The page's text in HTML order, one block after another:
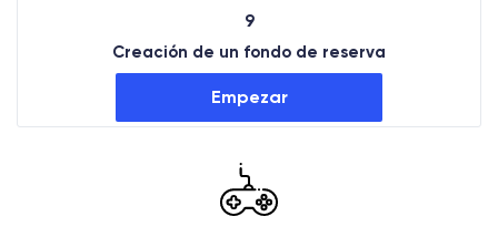
9
Creación de un fondo de reserva
Empezar